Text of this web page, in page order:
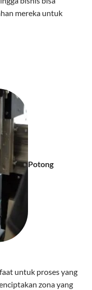
mereka untuk
Potong
untuk proses yang
zona yang